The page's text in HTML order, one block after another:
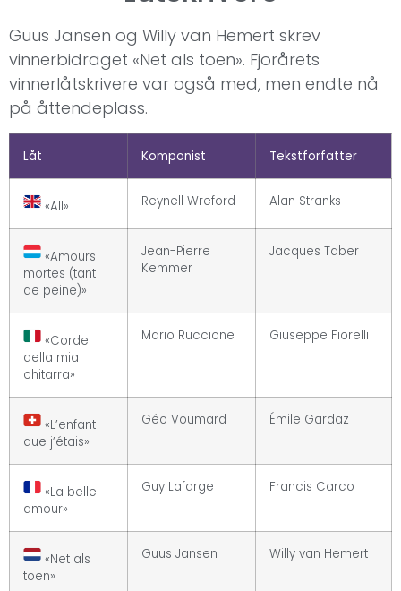
Guus Jansen og Willy van Hemert skrev
vinnerbidraget «Net als toen». Fjorårets
vinnerlåtskrivere var også med, men endte nå
på åttendeplass.
Låt Komponist Tekstforfatter
«All» Reynell Wreford Alan Stranks
«Amours
mortes (tant
de peine)»
Jean-Pierre
Kemmer
Jacques Taber
«Corde
della mia
chitarra»
Mario Ruccione Giuseppe Fiorelli
«L’enfant
que j’étais»
Géo Voumard Émile Gardaz
«La belle
amour»
Guy Lafarge Francis Carco
«Net als
toen»
Guus Jansen Willy van Hemert